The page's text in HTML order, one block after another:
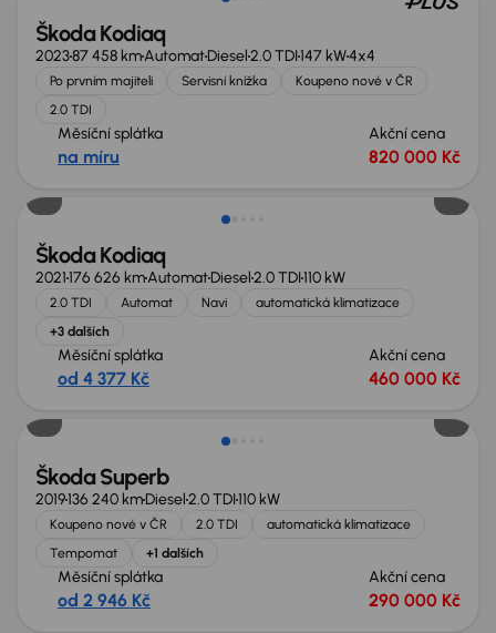
Škoda Kodiaq
202387 458 kmAutomatDiesel2.0 TDI147 kW4x4
Po prvním majiteli Servisní knížka
Koupeno nové v ČR
2.0 TDI
Měsíční splátka
na míru
Akční cena
820 000 Kč
Škoda Kodiaq
2021176 626 kmAutomatDiesel2.0 TDI110 kW
2.0 TDI Automat Navi
automatická klimatizace
+3 dalších
Měsíční splátka
od 4 377 Kč
Akční cena
460 000 Kč
Nově v nabídce
Škoda Superb
2019136 240 kmDiesel2.0 TDI110 kW
Koupeno nové v ČR 2.0 TDI
automatická klimatizace
Tempomat
+1 dalších
Měsíční splátka
od 2 946 Kč
Akční cena
290 000 Kč
Zlevněno o 10 000 Kč